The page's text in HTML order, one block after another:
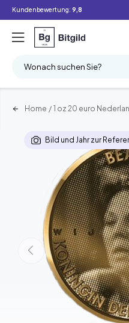
Kundenbewertung: 9,8
Wonach suchen Sie?
Home / 1 oz 20 euro
Bild und Jahr zur